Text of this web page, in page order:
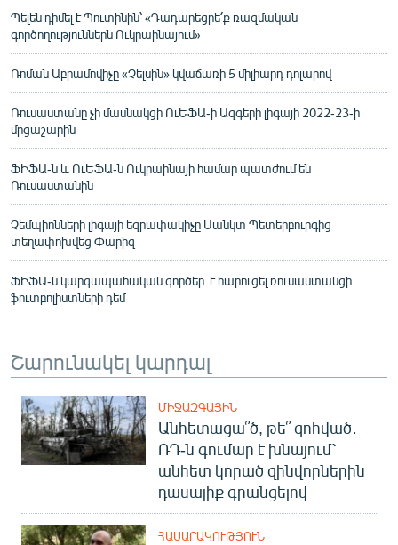
Պելեն դիմել է Պուտինին՝ «Դադարեցրե՛ք ռազմական
գործողություններն Ուկրաինայում»
Ռոման Աբրամովիչը «Չելսին» կվաճառի 5 միլիարդ դոլարով
Ռուսաստանը չի մասնակցի ՈւԵՖԱ-ի Ազգերի լիգայի 2022-23-ի
մրցաշարին
ՖԻՖԱ-ն և ՈւԵՖԱ-ն Ուկրաինայի համար պատժում են
Ռուսաստանին
Չեմպիոնների լիգայի եզրափակիչը Սանկտ Պետերբուրգից
տեղափոխվեց Փարիզ
ՖԻՖԱ-ն կարգապահական գործեր է հարուցել ռուսաստանցի
ֆուտբոլիստների դեմ
Շարունակել կարդալ
ՄԻՋԱԶԳԱՅԻՆ
Անհետացա՞ծ, թե՞ զոհված․
ՌԴ-ն գումար է խնայում՝
անհետ կորած զինվորներին
դասալիք գրանցելով
ՀԱՍԱՐԱԿՈՒԹՅՈՒՆ